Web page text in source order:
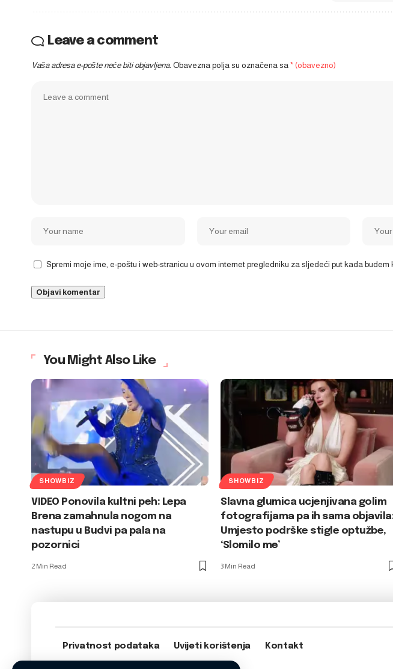
Leave a comment
Vaša adresa e-pošte neće biti objavljena. Obavezna polja su označena sa * (obavezno)
Spremi moje ime, e-poštu i web-stranicu u ovom internet pregledniku za sljedeći put kada budem
You Might Also Like
SHOWBIZ
VIDEO Ponovila kultni peh: Lepa
Brena zamahnula nogom na
nastupu u Budvi pa pala na
pozornici
2 Min Read
SHOWBIZ
Slavna glumica ucjenjivana golim
fotografijama pa ih sama
Umjesto podrške stigle optužbe,
‘Slomilo me’
3 Min Read
Privatnost podataka Uvijeti korištenja Kontakt